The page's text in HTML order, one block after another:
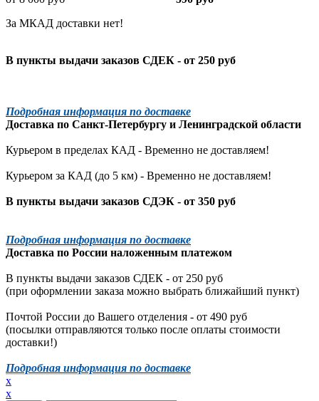
За МКАД доставки нет!
В пункты выдачи заказов СДЕК - от 250 руб
Подробная информация по доставке
Доставка по Санкт-Петербургу и Ленинградской области
Курьером в пределах КАД - Временно не доставляем!
Курьером за КАД (до 5 км) - Временно не доставляем!
В пункты выдачи заказов СДЭК - от 350 руб
Подробная информация по доставке
Доставка по России наложенным платежом
В пункты выдачи заказов СДЕК - от 250 руб
(при оформлении заказа можно выбрать ближайший пункт)
Почтой России до Вашего отделения - от 490 руб
(посылки отправляются только после оплаты стоимости
доставки!)
Подробная информация по доставке
x
x